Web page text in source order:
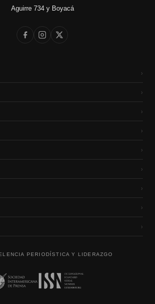
Aguirre 734 y Boyacá
›
›
›
›
›
›
›
›
›
PERIODÍSTICA Y LIDERAZGO